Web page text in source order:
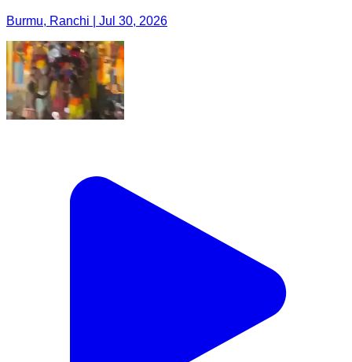
Burmu, Ranchi | Jul 30, 2026